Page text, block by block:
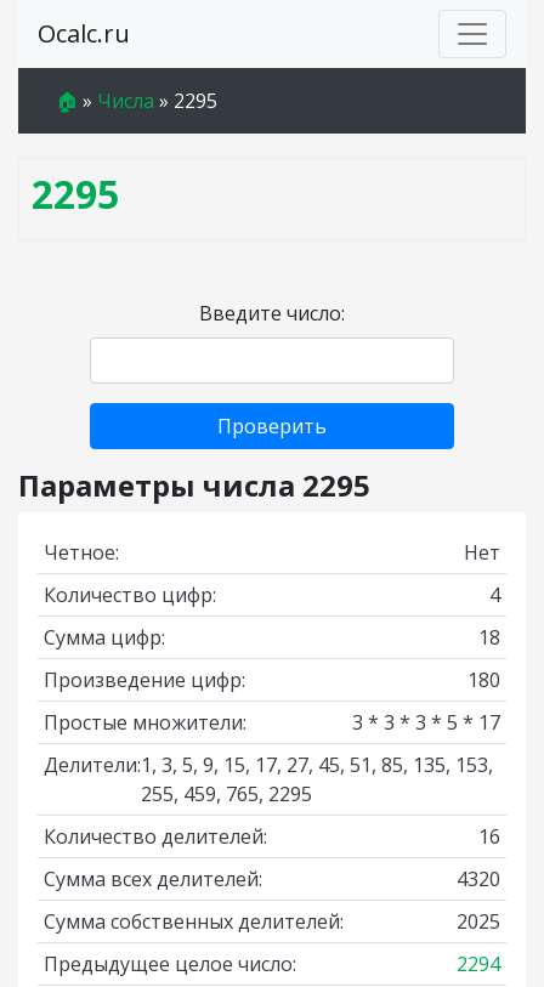
Ocalc.ru
🏠 » Числа » 2295
2295
Введите число:
Проверить
Параметры числа 2295
Четное:
Нет
Количество цифр:
4
Сумма цифр:
18
Произведение цифр:
180
Простые множители:
3 * 3 * 3 * 5 * 17
Делители:1, 3, 5, 9, 15, 17, 27, 45, 51, 85, 135, 153,
255, 459, 765, 2295
Количество делителей:
16
Сумма всех делителей:
4320
Сумма собственных делителей:
2025
Предыдущее целое число:
2294